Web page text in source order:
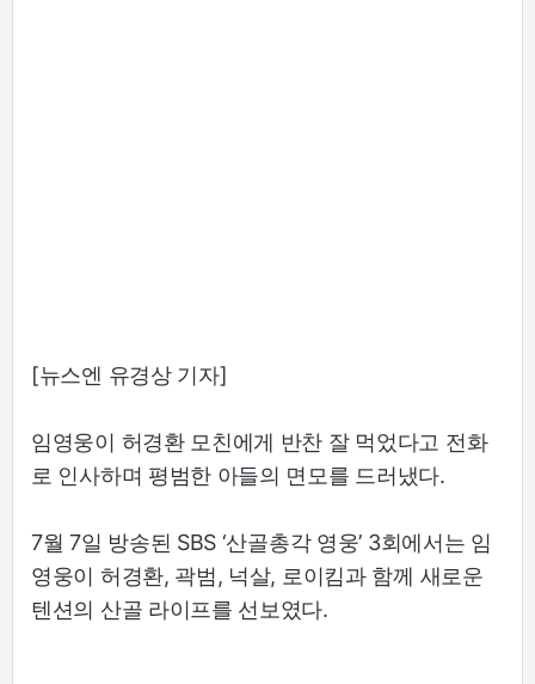
[뉴스엔 유경상 기자]
임영웅이 허경환 모친에게 반찬 잘 먹었다고 전화
로 인사하며 평범한 아들의 면모를 드러냈다.
7월 7일 방송된 SBS ‘산골총각 영웅’ 3회에서는 임
영웅이 허경환, 곽범, 넉살, 로이킴과 함께 새로운
텐션의 산골 라이프를 선보였다.